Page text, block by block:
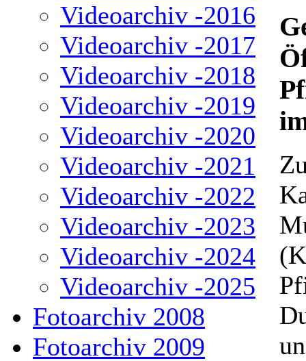
Videoarchiv -2016
Videoarchiv -2017
Videoarchiv -2018
Videoarchiv -2019
Videoarchiv -2020
Videoarchiv -2021
Videoarchiv -2022
Videoarchiv -2023
Videoarchiv -2024
Videoarchiv -2025
Fotoarchiv 2008
Fotoarchiv 2009